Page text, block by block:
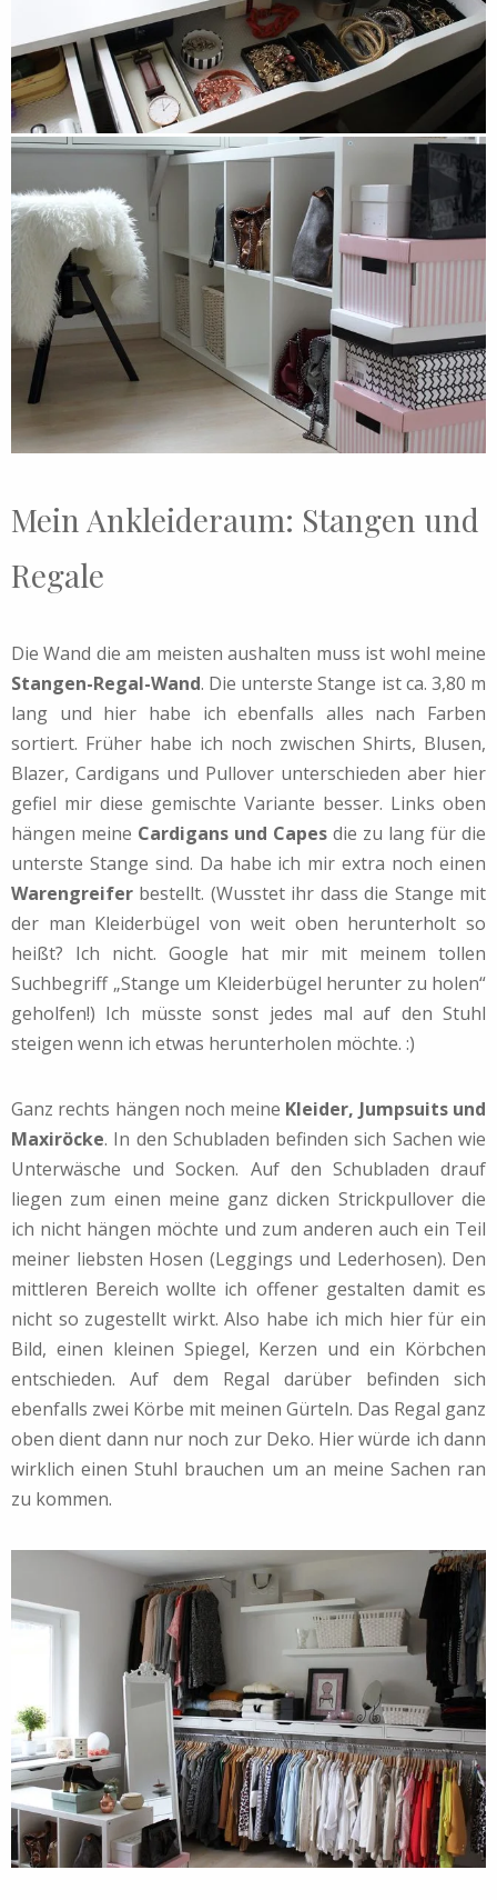
Mein Ankleideraum: Stangen und
Regale
Die Wand die am meisten aushalten muss ist wohl meine
Stangen-Regal-Wand. Die unterste Stange ist ca. 3,80 m
lang und hier habe ich ebenfalls alles nach Farben
sortiert. Früher habe ich noch zwischen Shirts, Blusen,
Blazer, Cardigans und Pullover unterschieden aber hier
gefiel mir diese gemischte Variante besser. Links oben
hängen meine Cardigans und Capes die zu lang für die
unterste Stange sind. Da habe ich mir extra noch einen
Warengreifer bestellt. (Wusstet ihr dass die Stange mit
der man Kleiderbügel von weit oben herunterholt so
heißt? Ich nicht. Google hat mir mit meinem tollen
Suchbegriff „Stange um Kleiderbügel herunter zu holen“
geholfen!) Ich müsste sonst jedes mal auf den Stuhl
steigen wenn ich etwas herunterholen möchte. :)
Ganz rechts hängen noch meine Kleider, Jumpsuits und
Maxiröcke. In den Schubladen befinden sich Sachen wie
Unterwäsche und Socken. Auf den Schubladen drauf
liegen zum einen meine ganz dicken Strickpullover die
ich nicht hängen möchte und zum anderen auch ein Teil
meiner liebsten Hosen (Leggings und Lederhosen). Den
mittleren Bereich wollte ich offener gestalten damit es
nicht so zugestellt wirkt. Also habe ich mich hier für ein
Bild, einen kleinen Spiegel, Kerzen und ein Körbchen
entschieden. Auf dem Regal darüber befinden sich
ebenfalls zwei Körbe mit meinen Gürteln. Das Regal ganz
oben dient dann nur noch zur Deko. Hier würde ich dann
wirklich einen Stuhl brauchen um an meine Sachen ran
zu kommen.